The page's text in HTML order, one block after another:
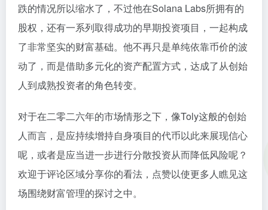
跌的情况所以缩水了，不过他在Solana Labs所拥有的
股权，还有一系列取得成功的早期投资项目，一起构成
了非常坚实的财富基础。他不再只是单纯依靠币价的波
动了，而是借助多元化的资产配置方式，达成了从创始
人到成熟投资者的角色转变。
对于在二零二六年的市场情形之下，像Toly这般的创始
人而言，是应持续增持自身项目的代币以此来展现信心
呢，或者是应当进一步进行分散投资从而降低风险呢？
欢迎于评论区域分享你的看法，点赞以使更多人瞧见这
场围绕财富管理的探讨之中。